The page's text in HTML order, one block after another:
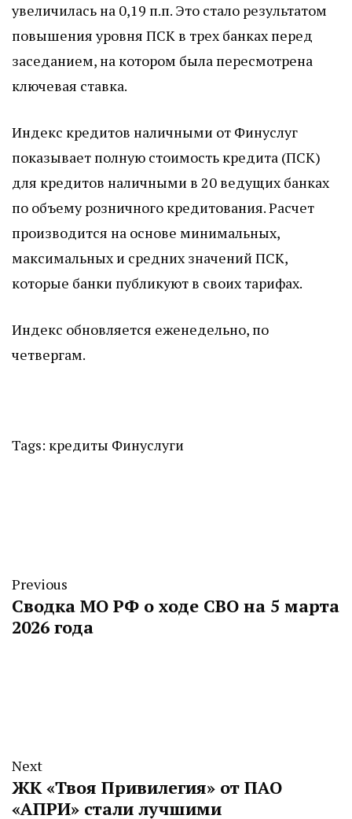
увеличилась на 0,19 п.п. Это стало результатом
повышения уровня ПСК в трех банках перед
заседанием, на котором была пересмотрена
ключевая ставка.
Индекс кредитов наличными от Финуслуг
показывает полную стоимость кредита (ПСК)
для кредитов наличными в 20 ведущих банках
по объему розничного кредитования. Расчет
производится на основе минимальных,
максимальных и средних значений ПСК,
которые банки публикуют в своих тарифах.
Индекс обновляется еженедельно, по
четвергам.
Tags: кредиты Финуслуги
Previous
Сводка МО РФ о ходе СВО на 5 марта
2026 года
Next
ЖК «Твоя Привилегия» от ПАО
«АПРИ» стали лучшими